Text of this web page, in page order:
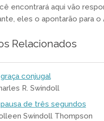
encontrará aqui vão
eles o apontarão para
Relacionados
conjugal
R. Swindoll
de três segundos
Swindoll Thompson